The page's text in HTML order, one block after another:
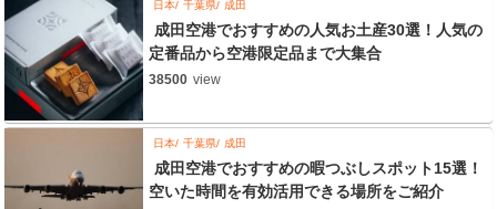
日本 千葉県 成田
成田空港でおすすめの人気お土産30選！人気の
定番品から空港限定品まで大集合
38500 view
日本 千葉県 成田
成田空港でおすすめの暇つぶしスポット15選！
空いた時間を有効活用できる場所をご紹介